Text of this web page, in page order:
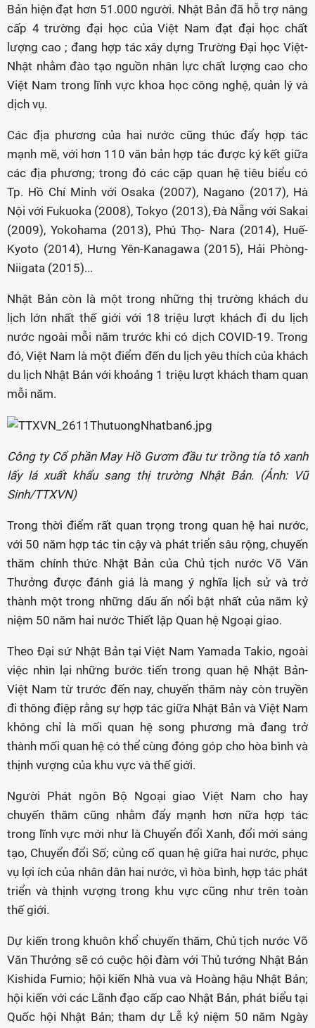
Bản hiện đạt hơn 51.000 người. Nhật Bản đã hỗ trợ nâng
cấp 4 trường đại học của Việt Nam đạt đại học chất
lượng cao ; đang hợp tác xây dựng Trường Đại học Việt-
Nhật nhằm đào tạo nguồn nhân lực chất lượng cao cho
Việt Nam trong lĩnh vực khoa học công nghệ, quản lý và
dịch vụ.
Các địa phương của hai nước cũng thúc đẩy hợp tác
mạnh mẽ, với hơn 110 văn bản hợp tác được ký kết giữa
các địa phương; trong đó các cặp quan hệ tiêu biểu có
Tp. Hồ Chí Minh với Osaka (2007), Nagano (2017), Hà
Nội với Fukuoka (2008), Tokyo (2013), Đà Nẵng với Sakai
(2009), Yokohama (2013), Phú Thọ- Nara (2014), Huế-
Kyoto (2014), Hưng Yên-Kanagawa (2015), Hải Phòng-
Niigata (2015)...
Nhật Bản còn là một trong những thị trường khách du
lịch lớn nhất thế giới với 18 triệu lượt khách đi du lịch
nước ngoài mỗi năm trước khi có dịch COVID-19. Trong
đó, Việt Nam là một điểm đến du lịch yêu thích của khách
du lịch Nhật Bản với khoảng 1 triệu lượt khách tham quan
mỗi năm.
Công ty Cổ phần May Hồ Gươm đầu tư trồng tía tô xanh
lấy lá xuất khẩu sang thị trường Nhật Bản. (Ảnh: Vũ
Sinh/TTXVN)
Trong thời điểm rất quan trọng trong quan hệ hai nước,
với 50 năm hợp tác tin cậy và phát triển sâu rộng, chuyến
thăm chính thức Nhật Bản của Chủ tịch nước Võ Văn
Thưởng được đánh giá là mang ý nghĩa lịch sử và trở
thành một trong những dấu ấn nổi bật nhất của năm kỷ
niệm 50 năm hai nước Thiết lập Quan hệ Ngoại giao.
Theo Đại sứ Nhật Bản tại Việt Nam Yamada Takio, ngoài
việc nhìn lại những bước tiến trong quan hệ Nhật Bản-
Việt Nam từ trước đến nay, chuyến thăm này còn truyền
đi thông điệp rằng sự hợp tác giữa Nhật Bản và Việt Nam
không chỉ là mối quan hệ song phương mà đang trở
thành mối quan hệ có thể cùng đóng góp cho hòa bình và
thịnh vượng của khu vực và thế giới.
Người Phát ngôn Bộ Ngoại giao Việt Nam cho hay
chuyến thăm cũng nhằm đẩy mạnh hơn nữa hợp tác
trong lĩnh vực mới như là Chuyển đổi Xanh, đổi mới sáng
tạo, Chuyển đổi Số; củng cố quan hệ giữa hai nước, phục
vụ lợi ích của nhân dân hai nước, vì hòa bình, hợp tác phát
triển và thịnh vượng trong khu vực cũng như trên toàn
thế giới.
Dự kiến trong khuôn khổ chuyến thăm, Chủ tịch nước Võ
Văn Thưởng sẽ có cuộc hội đàm với Thủ tướng Nhật Bản
Kishida Fumio; hội kiến Nhà vua và Hoàng hậu Nhật Bản;
hội kiến với các Lãnh đạo cấp cao Nhật Bản, phát biểu tại
Quốc hội Nhật Bản; tham dự Lễ kỷ niệm 50 năm Ngày